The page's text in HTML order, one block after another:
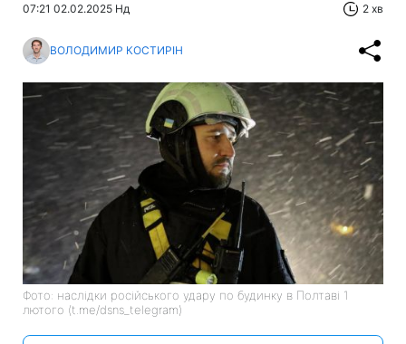
07:21 02.02.2025 Нд 2 хв
ВОЛОДИМИР КОСТИРІН
Фото: наслідки російського удару по будинку в Полтаві 1
лютого (t.me/dsns_telegram)